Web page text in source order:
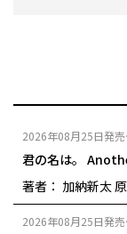
2026年08月25日発売
君の名は。
著者： 加納新太
2026年08月25日発売